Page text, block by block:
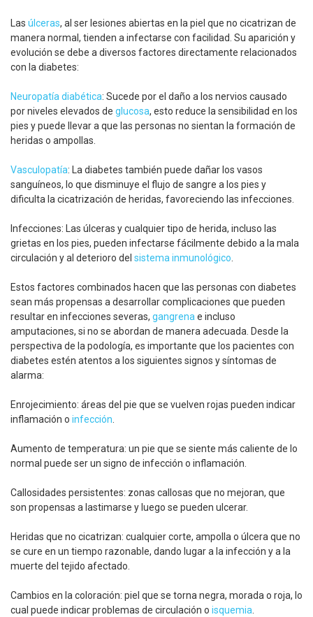
Las úlceras, al ser lesiones abiertas en la piel que no cicatrizan de
manera normal, tienden a infectarse con facilidad. Su aparición y
evolución se debe a diversos factores directamente relacionados
con la diabetes:
Neuropatía diabética: Sucede por el daño a los nervios causado
por niveles elevados de glucosa, esto reduce la sensibilidad en los
pies y puede llevar a que las personas no sientan la formación de
heridas o ampollas.
Vasculopatía: La diabetes también puede dañar los vasos
sanguíneos, lo que disminuye el flujo de sangre a los pies y
dificulta la cicatrización de heridas, favoreciendo las infecciones.
Infecciones: Las úlceras y cualquier tipo de herida, incluso las
grietas en los pies, pueden infectarse fácilmente debido a la mala
circulación y al deterioro del sistema inmunológico
Estos factores combinados hacen que las personas con diabetes
sean más propensas a desarrollar complicaciones que pueden
resultar en infecciones severas, gangrena e incluso
amputaciones, si no se abordan de manera adecuada. Desde la
perspectiva de la podología, es importante que los pacientes con
diabetes estén atentos a los siguientes signos y síntomas de
alarma:
Enrojecimiento: áreas del pie que se vuelven rojas pueden indicar
inflamación o infección
Aumento de temperatura: un pie que se siente más caliente de lo
normal puede ser un signo de infección o inflamación.
Callosidades persistentes: zonas callosas que no mejoran, que
son propensas a lastimarse y luego se pueden ulcerar.
Heridas que no cicatrizan: cualquier corte, ampolla o úlcera que no
se cure en un tiempo razonable, dando lugar a la infección y a la
muerte del tejido afectado.
Cambios en la coloración: piel que se torna negra, morada o roja, lo
cual puede indicar problemas de circulación o isquemia